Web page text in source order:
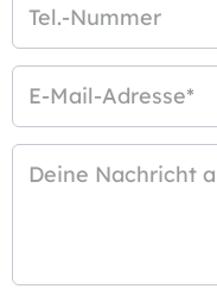
Tel.-Nummer
E-Mail-Adresse*
Deine Nachricht